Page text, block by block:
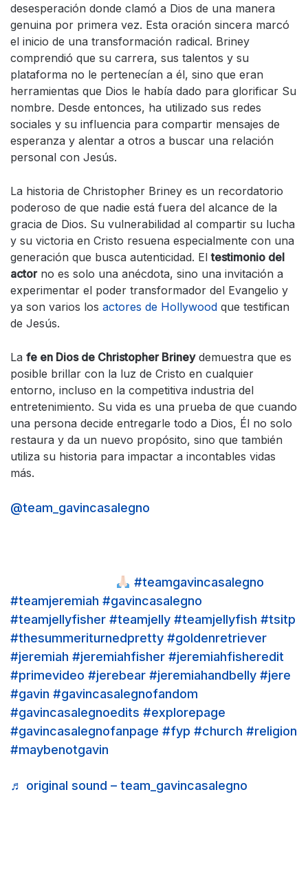
desesperación donde clamó a Dios de una manera
genuina por primera vez. Esta oración sincera marcó
el inicio de una transformación radical. Briney
comprendió que su carrera, sus talentos y su
plataforma no le pertenecían a él, sino que eran
herramientas que Dios le había dado para glorificar Su
nombre. Desde entonces, ha utilizado sus redes
sociales y su influencia para compartir mensajes de
esperanza y alentar a otros a buscar una relación
personal con Jesús.
La historia de Christopher Briney es un recordatorio
poderoso de que nadie está fuera del alcance de la
gracia de Dios. Su vulnerabilidad al compartir su lucha
y su victoria en Cristo resuena especialmente con una
generación que busca autenticidad. Eltestimonio del
actorno es solo una anécdota, sino una invitación a
experimentar el poder transformador del Evangelio y
ya son varios los actores de Hollywood que testifican
de Jesús.
La fe en Dios de Christopher Brineydemuestra que es
posible brillar con la luz de Cristo en cualquier
entorno, incluso en la competitiva industria del
entretenimiento. Su vida es una prueba de que cuando
una persona decide entregarle todo a Dios, Él no solo
restaura y da un nuevo propósito, sino que también
utiliza su historia para impactar a incontables vidas
más.
@team_gavincasalegno
#teamgavincasalegno
#teamjeremiah #gavincasalegno
#teamjellyfisher #teamjelly #teamjellyfish #tsitp
#thesummeriturnedpretty #goldenretriever
#jeremiah #jeremiahfisher #jeremiahfisheredit
#primevideo #jerebear #jeremiahandbelly #jere
#gavin #gavincasalegnofandom
#gavincasalegnoedits #explorepage
#gavincasalegnofanpage #fyp #church #religion
#maybenotgavin
♬ original sound – team_gavincasalegno